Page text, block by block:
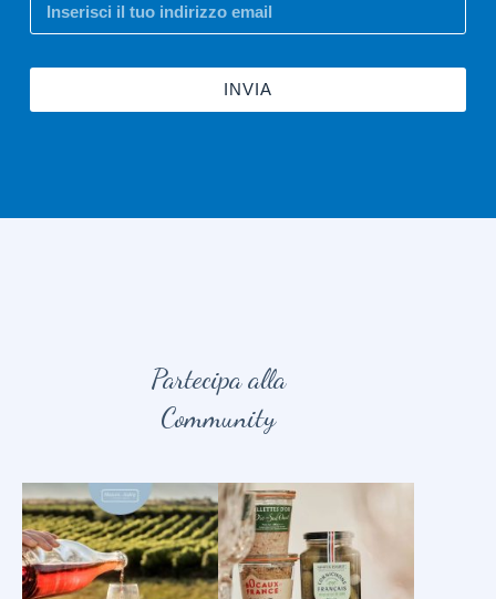
INVIA
Partecipa alla
Community